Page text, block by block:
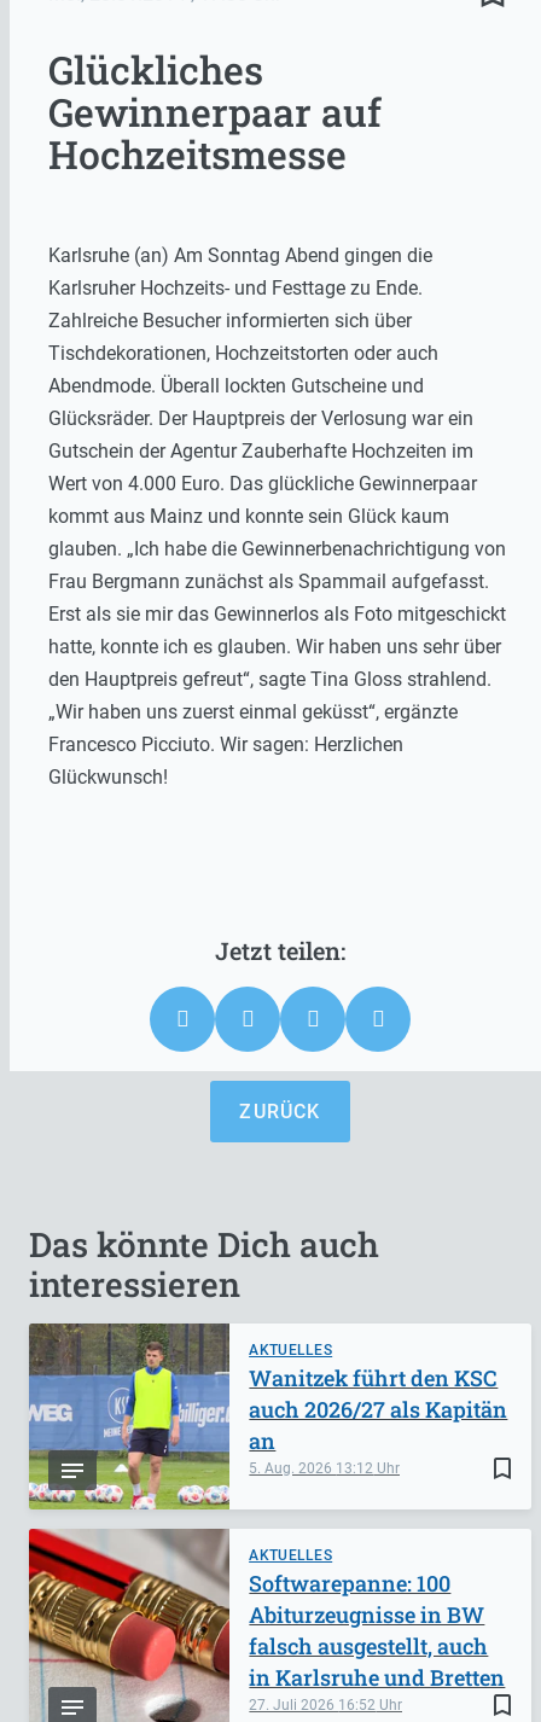
Glückliches
Gewinnerpaar auf
Hochzeitsmesse
Karlsruhe (an) Am Sonntag Abend gingen die
Karlsruher Hochzeits- und Festtage zu Ende.
Zahlreiche Besucher informierten sich über
Tischdekorationen, Hochzeitstorten oder auch
Abendmode. Überall lockten Gutscheine und
Glücksräder. Der Hauptpreis der Verlosung war ein
Gutschein der Agentur Zauberhafte Hochzeiten im
Wert von 4.000 Euro. Das glückliche Gewinnerpaar
kommt aus Mainz und konnte sein Glück kaum
glauben. „Ich habe die Gewinnerbenachrichtigung von
Frau Bergmann zunächst als Spammail aufgefasst.
Erst als sie mir das Gewinnerlos als Foto mitgeschickt
hatte, konnte ich es glauben. Wir haben uns sehr über
den Hauptpreis gefreut“, sagte Tina Gloss strahlend.
„Wir haben uns zuerst einmal geküsst“, ergänzte
Francesco Picciuto. Wir sagen: Herzlichen
Glückwunsch!
ZURÜCK
Das könnte Dich auch
interessieren
AKTUELLES
bookmark_border
5. Aug. 2026 13:12
Wanitzek führt den KSC
auch 2026/27 als Kapitän
an
AKTUELLES
bookmark_border
27. Juli 2026 16:52
Softwarepanne: 100
Abiturzeugnisse in BW
falsch ausgestellt, auch
in Karlsruhe und Bretten